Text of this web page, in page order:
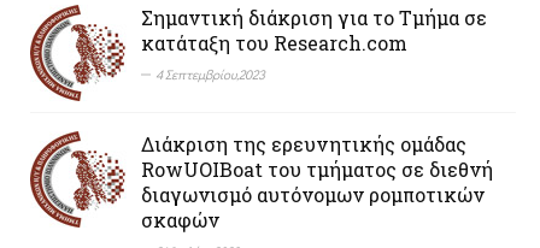
Σημαντική διάκριση για το Τμήμα σε
κατάταξη του Research.com
4 Σεπτεμβρίου,2023
Διάκριση της ερευνητικής ομάδας
RowUOIBoat του τμήματος σε διεθνή
διαγωνισμό αυτόνομων ρομποτικών
σκαφών